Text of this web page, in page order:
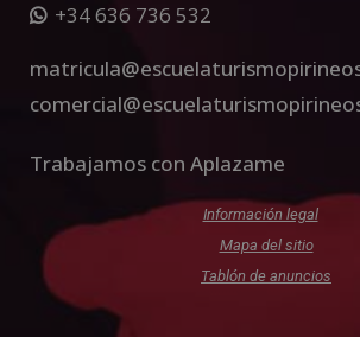
+34 636 736 532
Trabajamos con Aplazame
Información legal
Mapa del sitio
Tablón de anuncios